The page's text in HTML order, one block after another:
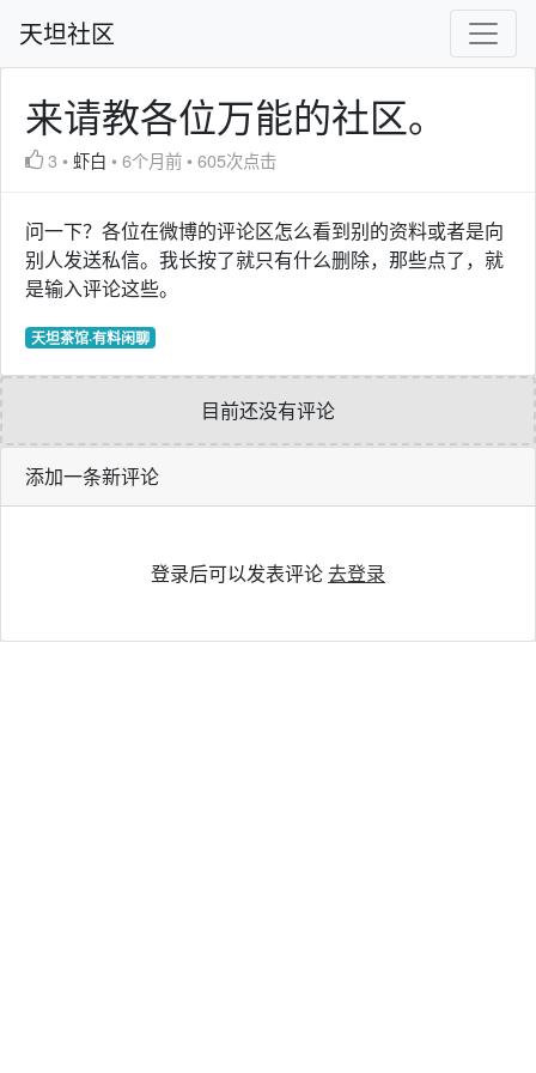
天坦社区
来请教各位万能的社区。
3 • 虾白 •6个月前 •605次点击
问一下？各位在微博的评论区怎么看到别的资料或者是向
别人发送私信。我长按了就只有什么删除，那些点了，就
是输入评论这些。
天坦茶馆·有料闲聊
目前还没有评论
添加一条新评论
登录后可以发表评论去登录